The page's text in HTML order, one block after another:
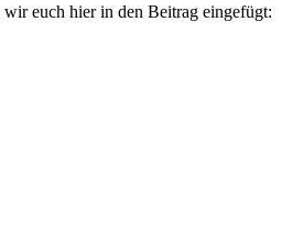
euch hier in den Beitrag eingefügt: